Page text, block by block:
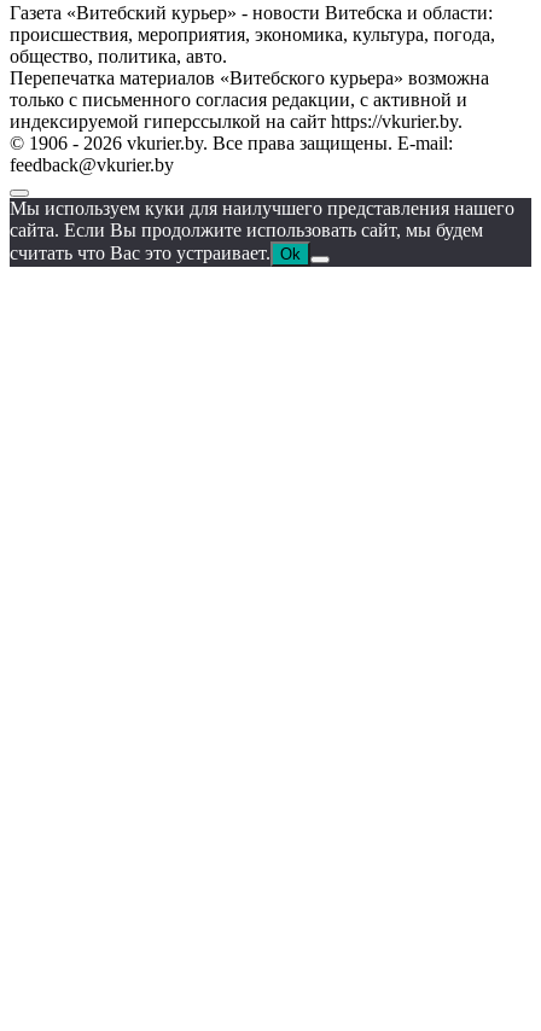
Газета «Витебский курьер» - новости Витебска и области:
происшествия, мероприятия, экономика, культура, погода,
общество, политика, авто.
Перепечатка материалов «Витебского курьера» возможна
только с письменного согласия редакции, с активной и
индексируемой гиперссылкой на сайт https://vkurier.by.
© 1906 - 2026 vkurier.by. Все права защищены. E-mail:
feedback@vkurier.by
Мы используем куки для наилучшего представления нашего
сайта. Если Вы продолжите использовать сайт, мы будем
считать что Вас это устраивает. Ok